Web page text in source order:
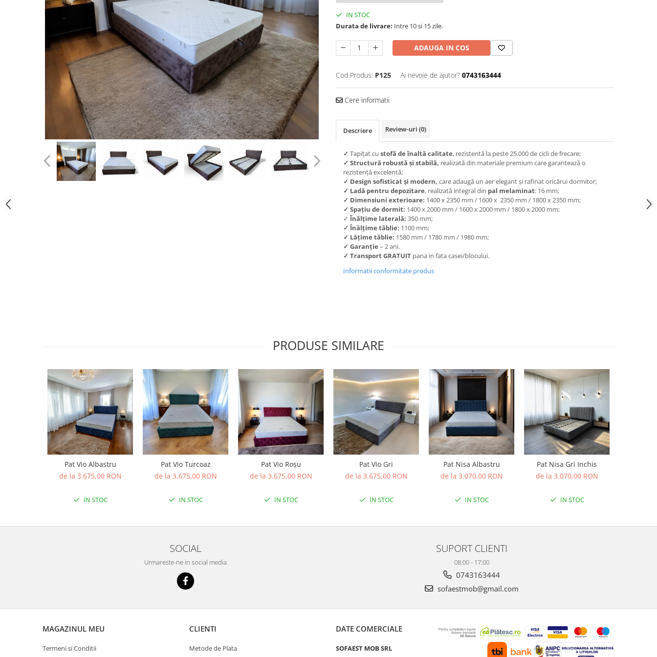
IN STOC
Durata de livrare: Intre 10 si 15 zile.
ADAUGA IN COS
Cod Produs: P125 Ai nevoie de ajutor? 0743163444
Cere informatii
Descriere Review-uri (0)
✓ Tapițat cu stofă de înaltă calitate, rezistentă la peste 25.000 de cicli de frecare;
✓ Structură robustă și stabilă, realizată din materiale premium care garantează o
rezistență excelentă;
✓ Design sofisticat și modern, care adaugă un aer elegant și rafinat oricărui dormitor;
✓ Ladă pentru depozitare, realizată integral din pal melaminat: 16 mm;
✓ Dimensiuni exterioare: 1400 x 2350 mm / 1600 x 2350 mm / 1800 x 2350 mm;
✓ Spațiu de dormit: 1400 x 2000 mm / 1600 x 2000 mm / 1800 x 2000 mm;
✓Înălțime laterală: 350 mm;
✓ Înălțime tăblie: 1100 mm;
✓ Lățime tăblie: 1580 mm / 1780 mm / 1980 mm;
✓ Garanție – 2 ani.
✓ Transport GRATUIT pana in fata casei/blocului.
Informatii conformitate produs
PRODUSE SIMILARE
Pat Vio Albastru
de la 3.675,00 RON
IN STOC
Pat Vio Turcoaz
de la 3.675,00 RON
IN STOC
Pat Vio Roșu
de la 3.675,00 RON
IN STOC
Pat Vio Gri
de la 3.675,00 RON
IN STOC
Pat Nisa Albastru
de la 3.070,00 RON
IN STOC
Pat Nisa Gri Inchis
de la 3.070,00 RON
IN STOC
SOCIAL
Urmareste-ne in social media
SUPORT CLIENTI
08:00 - 17:00
0743163444
sofaestmob@gmail.com
MAGAZINUL MEU
Termeni si Conditii
CLIENTI
Metode de Plata
DATE COMERCIALE
SOFAEST MOB SRL